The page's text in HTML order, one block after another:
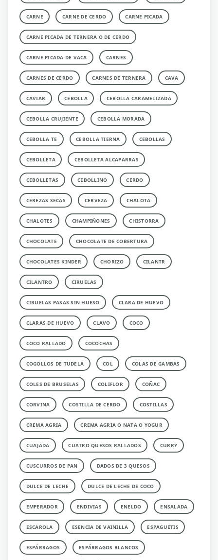
CARNE CARNE DE CERDO CARNE PICADA
CARNE PICADA DE TERNERA O DE CERDO
CARNE PICADA DE VACA CARNES
CARNES DE CERDO CARNES DE TERNERA CAVA
CAVIAR CEBOLLA CEBOLLA CARAMELIZADA
CEBOLLA CRUJIENTE CEBOLLA MORADA
CEBOLLA TE CEBOLLA TIERNA CEBOLLAS
CEBOLLETA CEBOLLETA ALCAPARRAS
CEBOLLETAS CEBOLLINO CERDO
CEREZAS SECAS CERVEZA CHALOTA
CHALOTES CHAMPIÑONES CHISTORRA
CHOCOLATE CHOCOLATE DE COBERTURA
CHOCOLATES KINDER CHORIZO CILANTR
CILANTRO CIRUELAS
CIRUELAS PASAS SIN HUESO CLARA DE HUEVO
CLARAS DE HUEVO CLAVO COCO
COCO RALLADO COCOCHAS
COGOLLOS DE TUDELA COL COLAS DE GAMBAS
COLES DE BRUSELAS COLIFLOR COÑAC
CORVINA COSTILLA DE CERDO COSTILLAS
CREMA AGRIA CREMA AGRIA O NATA O YOGUR
CUAJADA CUATRO QUESOS RALLADOS CURRY
CUSCURROS DE PAN DADOS DE 3 QUESOS
DULCE DE LECHE DULCE DE LECHE DE COCO
EMPERADOR ENDIVIAS ENELDO ENSALADA
ESCAROLA ESENCIA DE VAINILLA ESPAGUETIS
ESPÁRRAGOS ESPÁRRAGOS BLANCOS